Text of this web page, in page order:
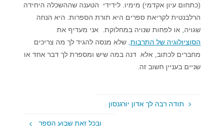
(כתחום עיון אקדמי) מימיו. לידידי הטענה שההשכלה היחידה
הרלבנטית לקריאת ספרים היא תורת הספרות. היא הנחה
שגויה, או לפחות שנויה במחלוקת. אני מעדיף את
הסוציולוגיה של התרבות, שלא מנסה להגיד לך מה צריכים
מחברים לכתוב, אלא דנה במה שיש ומספרת לך דבר אחד או
שניים בעניין חשוב זה.
תודה רבה לך אדון יורגנסון
ובכל זאת שבוע הספר